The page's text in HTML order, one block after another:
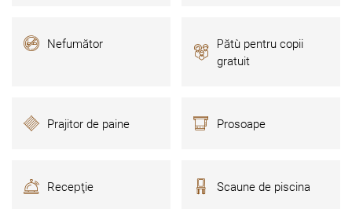
Nefumător
Pătuț pentru copii
gratuit
Prajitor de paine Prosoape
Recepţie Scaune de piscina